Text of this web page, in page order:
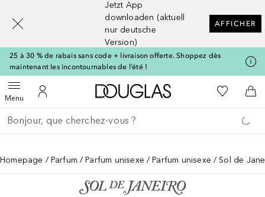
Jetzt App
downloaden (aktuell
nur deutsche
Version)
AFFICHER
25 à 30 % de rabais sans code + livraison offerte. Shoppez dès
maintenant les incontournables de l’été !
MenuOuvrir le menuVers Mon Compte
Vers l'accueil Douglas
Vers Ma
Retourner
Exécuter la recherche
Homepage Parfum Parfum unisexe Parfum unisexe Sol de
[navigation.slideout.screenreader]